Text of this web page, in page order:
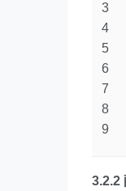
3
4
5
6
7
8
9
3.2.2